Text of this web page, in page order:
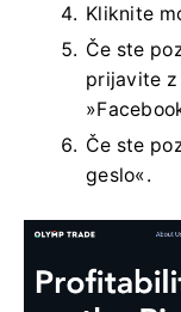
Kliknite
Če ste
prijavite z
Če ste
geslo«.